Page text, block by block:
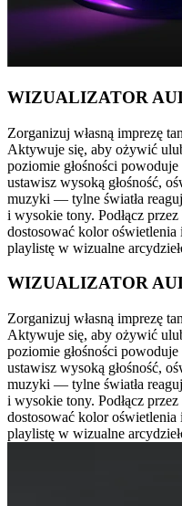
WIZUALIZATOR
Zorganizuj własną imprezę
Aktywuje się, aby ożywić
poziomie głośności
ustawisz wysoką głośność,
muzyki — tylne światła
i wysokie tony. Podłącz
dostosować kolor oświetlenia
playlistę w wizualne
WIZUALIZATOR
Zorganizuj własną imprezę
Aktywuje się, aby ożywić
poziomie głośności
ustawisz wysoką głośność,
muzyki — tylne światła
i wysokie tony. Podłącz
dostosować kolor oświetlenia
playlistę w wizualne